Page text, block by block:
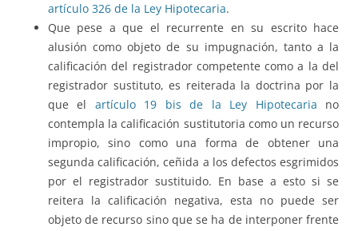
artículo 326 de la Ley Hipotecaria.
Que pese a que el recurrente en su escrito hace
alusión como objeto de su impugnación, tanto a la
calificación del registrador competente como a la del
registrador sustituto, es reiterada la doctrina por la
que el artículo 19 bis de la Ley Hipotecaria no
contempla la calificación sustitutoria como un recurso
impropio, sino como una forma de obtener una
segunda calificación, ceñida a los defectos esgrimidos
por el registrador sustituido. En base a esto si se
reitera la calificación negativa, esta no puede ser
objeto de recurso sino que se ha de interponer frente